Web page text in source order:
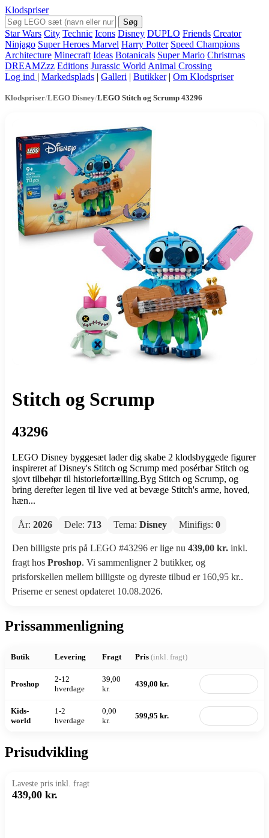
Klodspriser
Søg
Star Wars City Technic Icons Disney DUPLO Friends Creator
Ninjago Super Heroes Marvel Harry Potter Speed Champions
Architecture Minecraft Ideas Botanicals Super Mario Christmas
DREAMZzz Editions Jurassic World Animal Crossing
Log ind | Markedsplads | Galleri | Butikker | Om Klodspriser
Klodspriser/LEGO Disney/LEGO Stitch og Scrump 43296
Stitch og Scrump
43296
LEGO Disney byggesæt lader dig skabe 2 klodsbyggede figurer
inspireret af Disney's Stitch og Scrump med posérbar Stitch og
sjovt tilbehør til historiefortælling.Byg Stitch og Scrump, og
bring derefter legen til live ved at bevæge Stitch's arme, hoved,
hæn...
År: 2026 Dele: 713 Tema: Disney Minifigs: 0
Den billigste pris på LEGO #43296 er lige nu 439,00 kr. inkl.
fragt hos Proshop. Vi sammenligner 2 butikker, og
prisforskellen mellem billigste og dyreste tilbud er 160,95 kr..
Priserne er senest opdateret 10.08.2026.
Prissammenligning
Butik Levering Fragt Pris (inkl. fragt)
Proshop
2-12
hverdage
39,00
kr.
439,00 kr.
Kids-
world
1-2
hverdage
0,00
kr.
599,95 kr.
Prisudvikling
Laveste pris inkl. fragt
439,00 kr.